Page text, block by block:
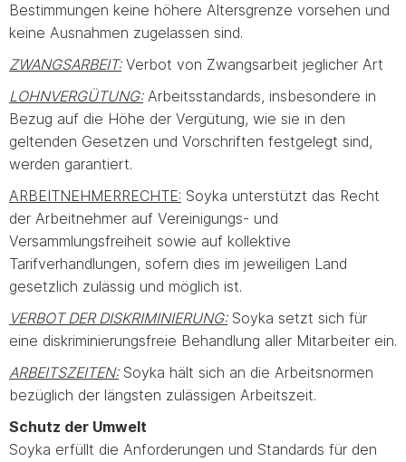
Bestimmungen keine höhere Altersgrenze vorsehen und
keine Ausnahmen zugelassen sind.
ZWANGSARBEIT:Verbot von Zwangsarbeit jeglicher Art
LOHNVERGÜTUNG:Arbeitsstandards, insbesondere in
Bezug auf die Höhe der Vergütung, wie sie in den
geltenden Gesetzen und Vorschriften festgelegt sind,
werden garantiert.
ARBEITNEHMERRECHTE: Soyka unterstützt das Recht
der Arbeitnehmer auf Vereinigungs- und
Versammlungsfreiheit sowie auf kollektive
Tarifverhandlungen, sofern dies im jeweiligen Land
gesetzlich zulässig und möglich ist.
VERBOT DER DISKRIMINIERUNG:Soyka setzt sich für
eine diskriminierungsfreie Behandlung aller Mitarbeiter ein.
ARBEITSZEITEN:Soyka hält sich an die Arbeitsnormen
bezüglich der längsten zulässigen Arbeitszeit.
Schutz der Umwelt
Soyka erfüllt die Anforderungen und Standards für den